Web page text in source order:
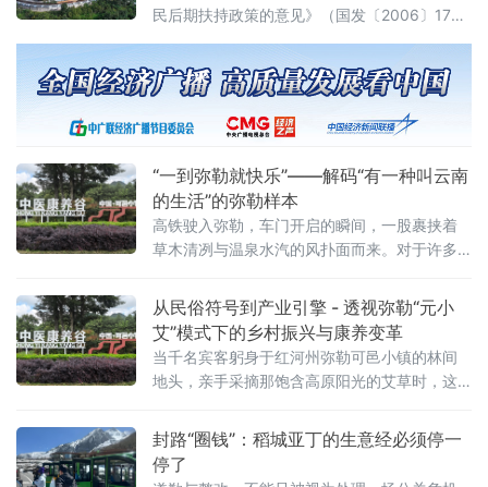
民后期扶持政策的意见》（国发〔2006〕17
7月起享受为期二十年、每人每年600元标准的
后期扶持，这一里程碑式政策，为全国水利水
“一到弥勒就快乐”——解码“有一种叫云南
的生活”的弥勒样本
高铁驶入弥勒，车门开启的瞬间，一股裹挟着
草木清冽与温泉水汽的风扑面而来。对于许多
是一句文旅口号，更是对“有一种叫云南的生
活”的具象化预演。近日，在弥勒可邑小镇举办
的“端午千人采艾大典”，恰似一个微观窗口，层
层解剖了这种生活方式何以动人：它始于山水
之怡，融于人文之暖，醉于风情之烈，最终归
绘就“云南
从民俗符号到产业引擎 - 透视弥勒“元小
艾”模式下的乡村振兴与康养变革
当千名宾客躬身于红河州弥勒可邑小镇的林间
地头，亲手采摘那饱含高原阳光的艾草时，这
业变革的信号。这场由元小艾品牌与弥勒森林
康养基地联手打造的“千人采艾大典”，看似是一
场文旅盛会，实则是在“健康中国”与“乡村振
封路“圈钱”：稻城亚丁的生意经必须停一
停了